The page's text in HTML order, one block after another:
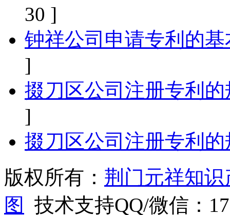
30 ]
钟祥公司申请专利的
]
掇刀区公司注册专利
]
掇刀区公司注册专利
版权所有： 荆门元祥知
图
技术支持QQ/微信：